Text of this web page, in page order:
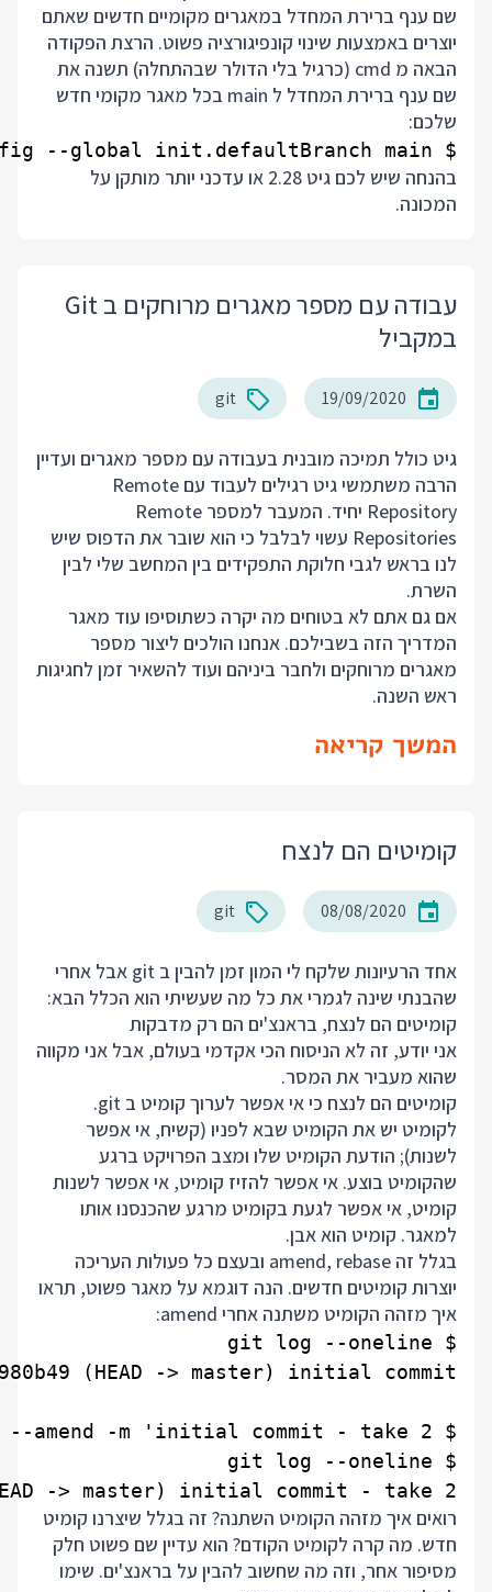
שם ענף ברירת המחדל במאגרים מקומיים חדשים שאתם
יוצרים באמצעות שינוי קונפיגורציה פשוט. הרצת הפקודה
הבאה מ cmd (כרגיל בלי הדולר שבהתחלה) תשנה את
שם ענף ברירת המחדל ל main בכל מאגר מקומי חדש
שלכם:
$ git config --global init.defaultBranch main
בהנחה שיש לכם גיט 2.28 או עדכני יותר מותקן על
המכונה.
עבודה עם מספר מאגרים מרוחקים ב Git
במקביל
19/09/2020
git
גיט כולל תמיכה מובנית בעבודה עם מספר מאגרים ועדיין
הרבה משתמשי גיט רגילים לעבוד עם Remote
Repository יחיד. המעבר למספר Remote
Repositories עשוי לבלבל כי הוא שובר את הדפוס שיש
לנו בראש לגבי חלוקת התפקידים בין המחשב שלי לבין
השרת.
אם גם אתם לא בטוחים מה יקרה כשתוסיפו עוד מאגר
המדריך הזה בשבילכם. אנחנו הולכים ליצור מספר
מאגרים מרוחקים ולחבר ביניהם ועוד להשאיר זמן לחגיגות
ראש השנה.
המשך קריאה
קומיטים הם לנצח
08/08/2020
git
אחד הרעיונות שלקח לי המון זמן להבין ב git אבל אחרי
שהבנתי שינה לגמרי את כל מה שעשיתי הוא הכלל הבא:
קומיטים הם לנצח, בראנצ'ים הם רק מדבקות
אני יודע, זה לא הניסוח הכי אקדמי בעולם, אבל אני מקווה
שהוא מעביר את המסר.
קומיטים הם לנצח כי אי אפשר לערוך קומיט ב git.
לקומיט יש את הקומיט שבא לפניו (קשיח, אי אפשר
לשנות); הודעת הקומיט שלו ומצב הפרויקט ברגע
שהקומיט בוצע. אי אפשר להזיז קומיט, אי אפשר לשנות
קומיט, אי אפשר לגעת בקומיט מרגע שהכנסנו אותו
למאגר. קומיט הוא אבן.
בגלל זה amend, rebase ובעצם כל פעולות העריכה
יוצרות קומיטים חדשים. הנה דוגמא על מאגר פשוט, תראו
איך מזהה הקומיט משתנה אחרי amend:
-> master) initial commit - take 2
רואים איך מזהה הקומיט השתנה? זה בגלל שיצרנו קומיט
חדש. מה קרה לקומיט הקודם? הוא עדיין שם פשוט חלק
מסיפור אחר, וזה מה שחשוב להבין על בראנצ'ים. שימו